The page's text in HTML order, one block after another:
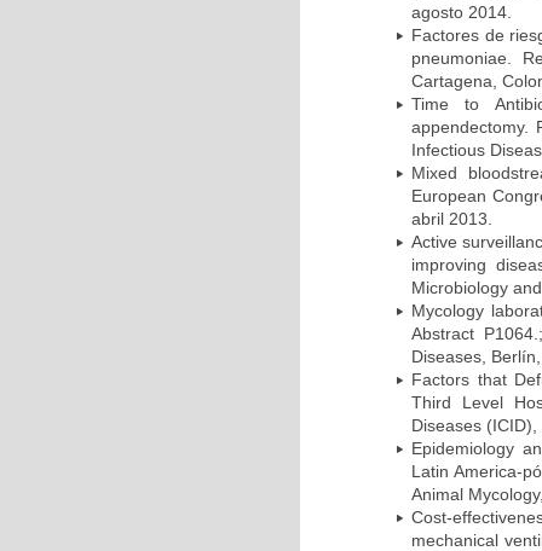
agosto 2014.
Factores de
pneumoniae.
Cartagena,
Time to
appendectomy.
Infectious
Mixed
European
abril 2013.
Active
improving
Microbiology
Mycology
Abstract
Diseases,
Factors that
Third Level
Diseases
Epidemiology
Latin America-
Animal
Cost-
mechanical